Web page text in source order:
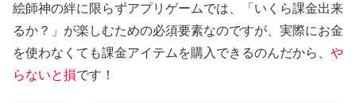
絵師神の絆に限らずアプリゲームでは、「いくら課金出来
るか？」が楽しむための必須要素なのですが、実際にお金
を使わなくても課金アイテムを購入できるのんだから、 や
らないと損です！